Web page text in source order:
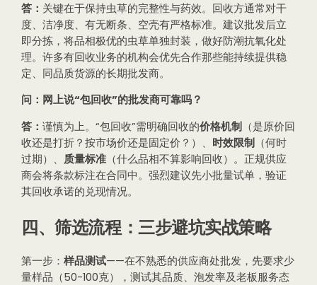
答： 关键在于保持虫草的完整性与药效。回收方通常对干
度、洁净度、有无断条、空壳有严格标准。建议批发后立
即分拣，将品相极优的虫草单独封装，做好防潮抗氧化处
理。许多有回收业务的机构会优先合作那些能持续提供稳
定、同品质货源的长期批发商。
问：网上说“包回收”的批发商可靠吗？
答：谨慎为上。“包回收”需明确回收的价格机制 （是原价回
收还是打折？按市场价还是固定价？）、 时效限制 （何时
过期）、 质量标准 （什么品相不算影响回收）。正规供应
商会将条款标注在合同中。强烈建议先小批量试单，验证
其回收承诺的兑现情况。
四、筛选流程：三步避坑实战策略
第一步：样品测试——在不熟悉的供应商处批发，先要求少
量样品（50-100克），测试其品质、泡发率及老板服务态